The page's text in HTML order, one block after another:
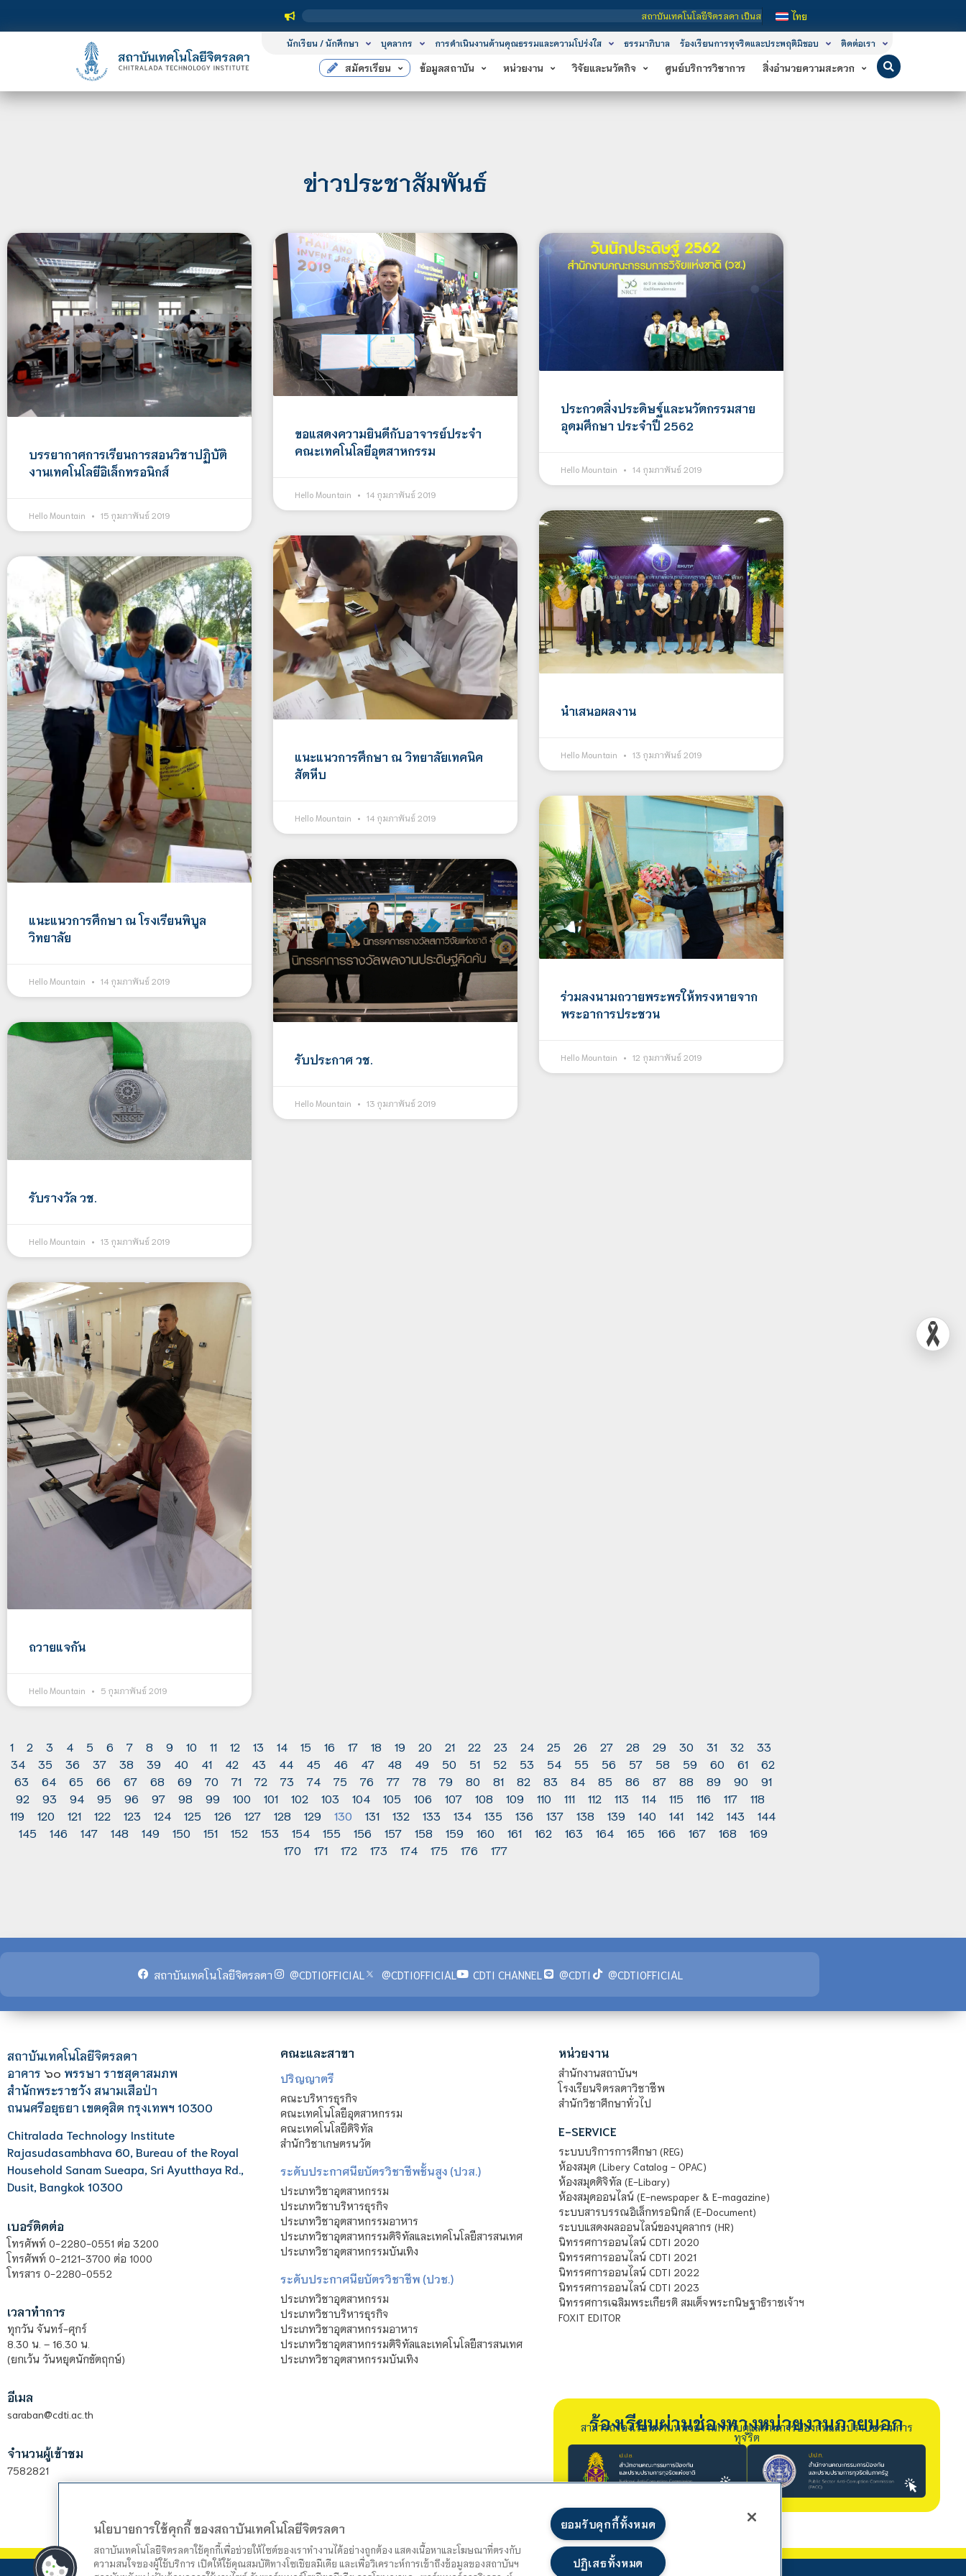
สถาบันเทคโนโลยีจิตรลดา เป็นสถาบันอุดมศึกษาในกำกับของรัฐ เปิดหลักสูตรการเรียนการสอน 3 ระดับ
ไทย
นักเรียน / นักศึกษา บุคลากร การดำเนินงานด้านคุณธรรมและความโปร่งใส ธรรมาภิบาล ร้องเรียนการทุจริตและประพฤติมิชอบ ติดต่อเรา
สมัครเรียน ข้อมูลสถาบัน หน่วยงาน วิจัยและนวัตกิจ ศูนย์บริการวิชาการ สิ่งอำนวยความสะดวก
ข่าวประชาสัมพันธ์
บรรยากาศการเรียนการสอนวิชาปฏิบัติ
งานเทคโนโลยีอิเล็กทรอนิกส์
Hello Mountain 15 กุมภาพันธ์ 2019
ขอแสดงความยินดีกับอาจารย์ประจำ
คณะเทคโนโลยีอุตสาหกรรม
Hello Mountain 14 กุมภาพันธ์ 2019
ประกวดสิ่งประดิษฐ์และนวัตกรรมสาย
อุดมศึกษา ประจำปี 2562
Hello Mountain 14 กุมภาพันธ์ 2019
แนะแนวการศึกษา ณ โรงเรียนพิบูล
วิทยาลัย
Hello Mountain 14 กุมภาพันธ์ 2019
แนะแนวการศึกษา ณ วิทยาลัยเทคนิค
สัตหีบ
Hello Mountain 14 กุมภาพันธ์ 2019
นำเสนอผลงาน
Hello Mountain 13 กุมภาพันธ์ 2019
รับรางวัล วช.
Hello Mountain 13 กุมภาพันธ์ 2019
รับประกาศ วช.
Hello Mountain 13 กุมภาพันธ์ 2019
ร่วมลงนามถวายพระพรให้ทรงหายจาก
พระอาการประชวน
Hello Mountain 12 กุมภาพันธ์ 2019
ถวายแจกัน
Hello Mountain 5 กุมภาพันธ์ 2019
1 2 3 4 5 6 7 8 9 10 11 12 13 14 15 16 17 18 19 20 21 22 23 24 25 26 27 28 29 30 31 32
33
34
35 36 37 38 39 40 41 42 43 44 45 46 47 48 49 50 51 52 53 54 55 56 57 58 59 60 61
62
63
64 65 66 67 68 69 70 71 72 73 74 75 76 77 78 79 80 81 82 83 84 85 86 87 88 89 90
91
92
93 94 95 96 97 98 99 100 101 102 103 104 105 106 107 108 109 110 111 112 113 114 115 116 117
118
119
120 121 122 123 124 125 126 127 128 129 130 131 132 133 134 135 136 137 138 139 140 141 142 143
144
145
146 147 148 149 150 151 152 153 154 155 156 157 158 159 160 161 162 163 164 165 166 167 168
169
170
171 172 173 174 175 176 177
สถาบันเทคโนโลยีจิตรลดา @CDTIOFFICIAL @CDTIOFFICIAL CDTI CHANNEL @CDTI @CDTIOFFICIAL
สถาบันเทคโนโลยีจิตรลดา
อาคาร ๖๐ พรรษา ราชสุดาสมภพ
สำนักพระราชวัง สนามเสือป่า
ถนนศรีอยุธยา เขตดุสิต กรุงเทพฯ 10300
Chitralada Technology Institute
Rajasudasambhava 60, Bureau of the Royal
Household Sanam Sueapa, Sri Ayutthaya Rd.,
Dusit, Bangkok 10300
เบอร์ติดต่อ
โทรศัพท์ 0-2280-0551 ต่อ 3200
โทรศัพท์ 0-2121-3700 ต่อ 1000
โทรสาร 0-2280-0552
เวลาทำการ
ทุกวัน จันทร์-ศุกร์
8.30 น. – 16.30 น.
(ยกเว้น วันหยุดนักขัตฤกษ์)
อีเมล
saraban@cdti.ac.th
จำนวนผู้เข้าชม
7582821
คณะและสาขา
ปริญญาตรี
คณะบริหารธุรกิจ
คณะเทคโนโลยีอุตสาหกรรม
คณะเทคโนโลยีดิจิทัล
สำนักวิชาเกษตรนวัต
ระดับประกาศนียบัตรวิชาชีพชั้นสูง (ปวส.)
ประเภทวิชาอุตสาหกรรม
ประเภทวิชาบริหารธุรกิจ
ประเภทวิชาอุตสาหกรรมอาหาร
ประเภทวิชาอุตสาหกรรมดิจิทัลและเทคโนโลยีสารสนเทศ
ประเภทวิชาอุตสาหกรรมบันเทิง
ระดับประกาศนียบัตรวิชาชีพ (ปวช.)
ประเภทวิชาอุตสาหกรรม
ประเภทวิชาบริหารธุรกิจ
ประเภทวิชาอุตสาหกรรมอาหาร
ประเภทวิชาอุตสาหกรรมดิจิทัลและเทคโนโลยีสารสนเทศ
ประเภทวิชาอุตสาหกรรมบันเทิง
หน่วยงาน
สำนักงานสถาบันฯ
โรงเรียนจิตรลดาวิชาชีพ
สำนักวิชาศึกษาทั่วไป
E-SERVICE
ระบบบริการการศึกษา (REG)
ห้องสมุด (Libery Catalog - OPAC)
ห้องสมุดดิจิทัล (E-Libary)
ห้องสมุดออนไลน์ (E-newspaper & E-magazine)
ระบบสารบรรณอิเล็กทรอนิกส์ (E-Document)
ระบบแสดงผลออนไลน์ของบุคลากร (HR)
นิทรรศการออนไลน์ CDTI 2020
นิทรรศการออนไลน์ CDTI 2021
นิทรรศการออนไลน์ CDTI 2022
นิทรรศการออนไลน์ CDTI 2023
นิทรรศการเฉลิมพระเกียรติ สมเด็จพระกนิษฐาธิราชเจ้าฯ
FOXIT EDITOR
ร้องเรียนผ่านช่องทางหน่วยงานภายนอก
สามารถร้องเรียนผ่านหน่วยงานกำกับดูแลด้านการป้องกันและปราบปรามการ
ทุจริต
นโยบายการใช้คุกกี้ ของสถาบันเทคโนโลยีจิตรลดา
สถาบันเทคโนโลยีจิตรลดาใช้คุกกี้เพื่อช่วยให้ไซต์ของเราทำงานได้อย่างถูกต้อง แสดงเนื้อหาและโฆษณาที่ตรงกับ
ความสนใจของผู้ใช้บริการ เปิดให้ใช้คุณสมบัติทางโซเชียลมีเดีย และเพื่อวิเคราะห์การเข้าถึงข้อมูลของสถาบันฯ
ยอมรับคุกกี้ทั้งหมด
ปฏิเสธทั้งหมด